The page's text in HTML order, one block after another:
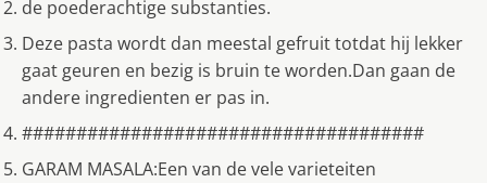
de poederachtige substanties.
Deze pasta wordt dan meestal gefruit totdat hij lekker
gaat geuren en bezig is bruin te worden.Dan gaan de
andere ingredienten er pas in.
#####################################
GARAM MASALA:Een van de vele varieteiten